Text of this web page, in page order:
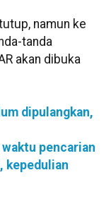
namun ke
tanda
akan dibuka
dipulangkan,
pencarian
kepedulian